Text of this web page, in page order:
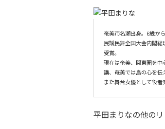
奄美市名瀬出身。6歳か
民謡民舞全国大会内閣
受賞。
現在は奄美、関東圏を中
講、奄美では島の心を伝
また舞台女優として役者
平田まりなの他のリ